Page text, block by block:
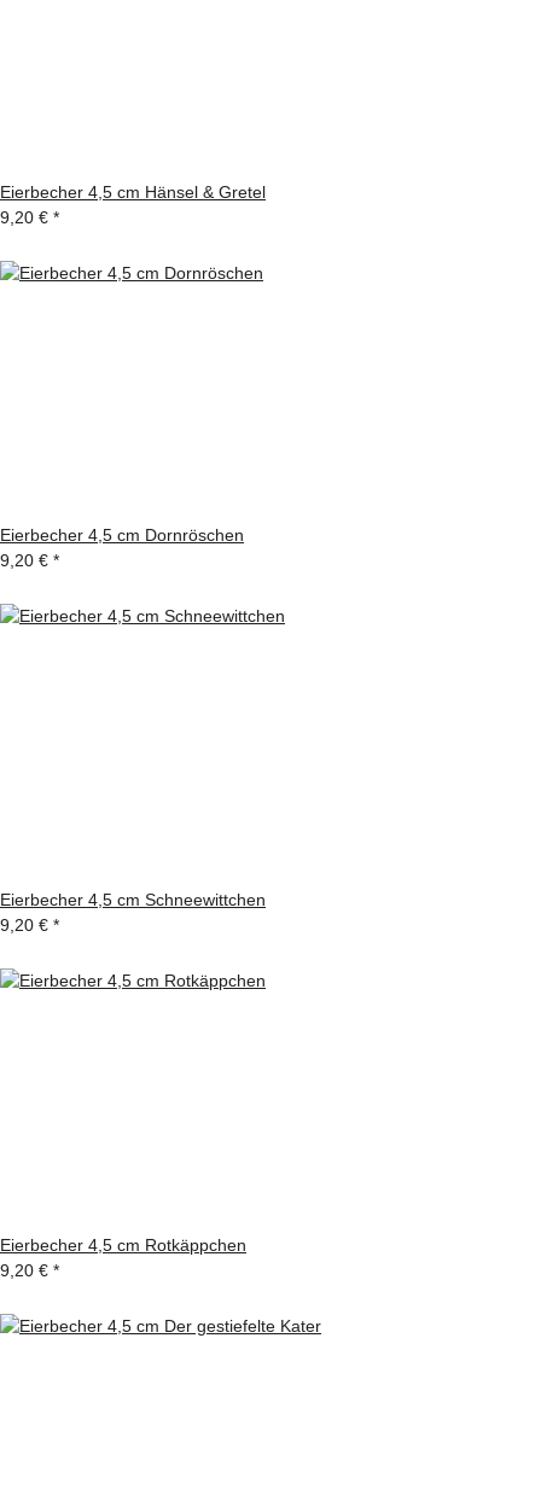
Eierbecher 4,5 cm Hänsel & Gretel
9,20 € *
Eierbecher 4,5 cm Dornröschen
9,20 € *
Eierbecher 4,5 cm Schneewittchen
9,20 € *
Eierbecher 4,5 cm Rotkäppchen
9,20 € *